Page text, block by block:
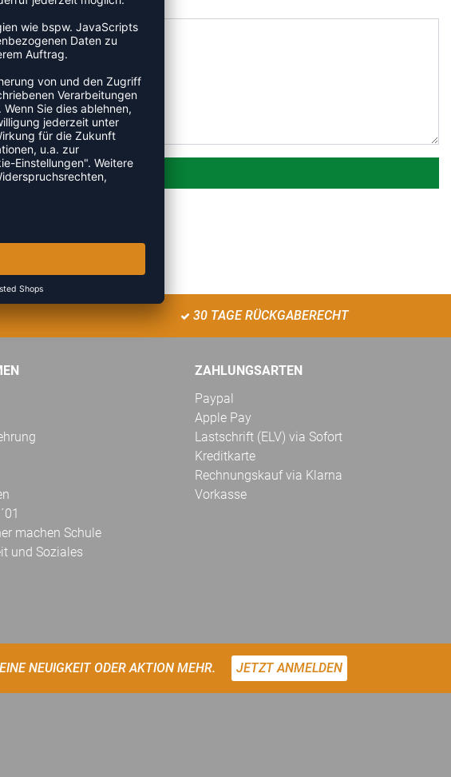
30 TAGE RÜCKGABERECHT
machen Schule
und Soziales
ZAHLUNGSARTEN
Paypal
Apple Pay
Lastschrift (ELV) via Sofort
Kreditkarte
Rechnungskauf via Klarna
Vorkasse
NEUIGKEIT ODER AKTION MEHR. JETZT ANMELDEN